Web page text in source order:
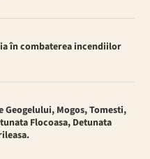
în combaterea incendiilor
Geogelului, Mogos, Tomesti,
Flocoasa, Detunata